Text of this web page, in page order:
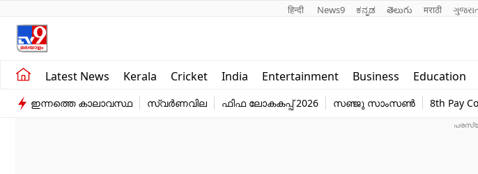
हिन्दी News9 ಕನ್ನಡ తెలుగు मराठी
Latest News Kerala Cricket India Entertainment Business Education
Kerala
India
Education
world
ഇന്നത്തെ കാലാവസ്ഥ സ്വർണവില ഫിഫ ലോകകപ്പ് 2026 സഞ്ജു സാംസൺ 8th Pay